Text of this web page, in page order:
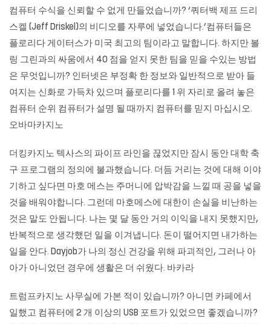
컴퓨터 수식을 신뢰할 수 없게 만들었습니까? ‘쿼터백 제프 드리
스켈 (Jeff Driskel)의 비디오를 자루에 넣었습니다.’컴퓨터들은
플로리다 게이터스가 미국 최고의 팀이라고 말합니다. 하지만 볼
링 그린과의 싸움에서 40 점을 얻지 못한 팀을 믿을 수있는 방법
은 무엇입니까? 인터넷은 부정확 한 정보와 일반적으로 받아 들
여지는 신화로 가득차 있으며 플로리다를 1 위 자리로 올려 놓은
컴퓨터 순위 컴퓨터가 설명 될 때까지 컴퓨터를 믿지 마십시오.
오바마카지노
더킹카지노 텍사스의 파이프 라인을 끊었지만 잠시 동안 대학 축
구 프로그램의 정의에 불과했습니다. 더듬 거리는 것에 대해 이야
기하고 싶다면 마호 메스는 주머니에 압박감을 느낄 때 공을 넣을
것을 배워야합니다. 그런데 마호메스에 대한이 손실을 비난하는
것은 말도 안됩니다. 나는 몇 달 동안 거의 이익을 내지 못했지만,
반복적으로 생각했던 일을 이겨냅니다. 돈이 떨어지면 내가하는
일을 안다. Dayjob가 나의 정신 건강을 위해 파괴적인, 그러나 아
아가 아니었던 경우에 생활은 더 쉬웠다. 바카라
트럼프카지노 사무실에 가본 적이 있습니까? 아니면 카페에서
일했고 컴퓨터에 2 개 이상의 USB 포트가 있었으면 좋겠습니까?